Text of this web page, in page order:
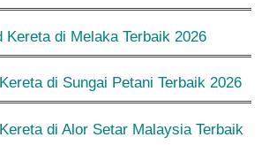
Kereta di Melaka Terbaik 2026
di Sungai Petani Terbaik 2026
di Alor Setar Malaysia Terbaik